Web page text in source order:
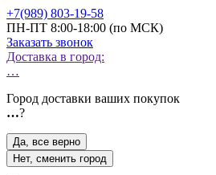
+7(989) 803-19-58
ПН-ПТ 8:00-18:00 (по МСК)
Заказать звонок
Доставка в город:
…
Город доставки ваших покупок
…?
Да, все верно
Нет, сменить город